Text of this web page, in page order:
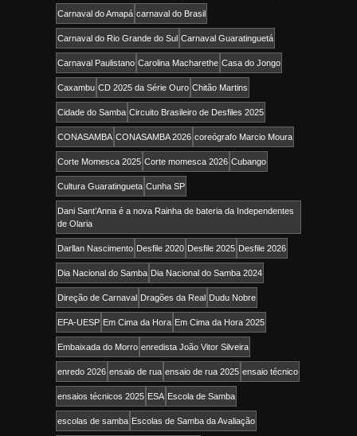
Carnaval do Amapá carnaval do Brasil
Carnaval do Rio Grande do Sul Carnaval Guaratinguetá
Carnaval Paulistano Carolina Macharethe Casa do Jongo
Caxambu CD 2025 da Série Ouro Chitão Martins
Cidade do Samba Circuito Brasileiro de Desfiles 2025
CONASAMBA CONASAMBA 2026 coreógrafo Marcio Moura
Corte Momesca 2025 Corte momesca 2026 Cubango
Cultura Guaratingueta Cunha SP
Dani Sant’Anna é a nova Rainha de bateria da Independentes
de Olaria
Darllan Nascimento Desfile 2020 Desfile 2025 Desfile 2026
Dia Nacional do Samba Dia Nacional do Samba 2024
Direção de Carnaval Dragões da Real Dudu Nobre
EFA-UESP Em Cima da Hora Em Cima da Hora 2025
Embaixada do Morro enredista João Vitor Silveira
enredo 2026 ensaio de rua ensaio de rua 2025 ensaio técnico
ensaios técnicos 2025 ESA Escola de Samba
escolas de samba Escolas de Samba da Avaliação